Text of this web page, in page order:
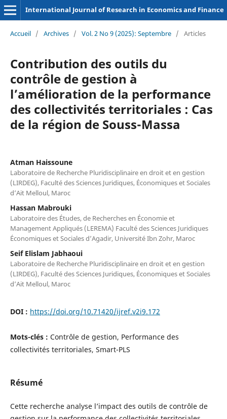
International Journal of Research in Economics and Finance
Accueil / Archives / Vol. 2 No 9 (2025): Septembre / Articles
Contribution des outils du
contrôle de gestion à
l’amélioration de la performance
des collectivités territoriales : Cas
de la région de Souss-Massa
Atman Haissoune
Laboratoire de Recherche Pluridisciplinaire en droit et en gestion
(LIRDEG), Faculté des Sciences Juridiques, Économiques et Sociales
d’Ait Melloul, Maroc
Hassan Mabrouki
Laboratoire des Études, de Recherches en Économie et
Management Appliqués (LEREMA) Faculté des Sciences Juridiques
Économiques et Sociales d’Agadir, Université Ibn Zohr, Maroc
Seif Elislam Jabhaoui
Laboratoire de Recherche Pluridisciplinaire en droit et en gestion
(LIRDEG), Faculté des Sciences Juridiques, Économiques et Sociales
d’Ait Melloul, Maroc
DOI : https://doi.org/10.71420/ijref.v2i9.172
Mots-clés : Contrôle de gestion, Performance des
collectivités territoriales, Smart-PLS
Résumé
Cette recherche analyse l’impact des outils de contrôle de